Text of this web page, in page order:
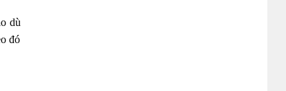
dù
đó